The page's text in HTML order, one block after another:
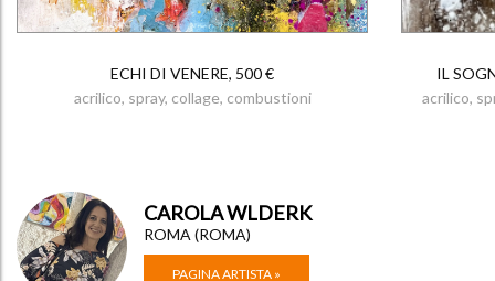
ECHI DI VENERE, 500 €
acrilico, spray, collage, combustioni
IL
acrilico,
CAROLA WLDERK
ROMA (ROMA)
PAGINA ARTISTA »